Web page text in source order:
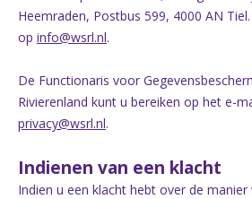
Heemraden, Postbus 599, 4000 AN
op info@wsrl.nl.
De Functionaris voor
Rivierenland kunt u bereiken op het e-
privacy@wsrl.nl.
Indienen van een klacht
Indien u een klacht hebt over de